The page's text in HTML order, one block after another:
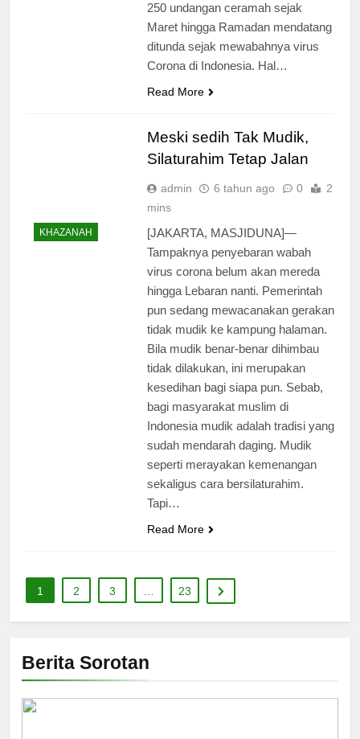
Berita Sorotan
250 undangan ceramah sejak
Maret hingga Ramadan mendatang
ditunda sejak mewabahnya virus
Corona di Indonesia. Hal…
Read More
KHAZANAH
Meski sedih Tak Mudik,
Silaturahim Tetap Jalan
admin 6 tahun ago 0
2
mins
[JAKARTA, MASJIDUNA]—
Tampaknya penyebaran wabah
virus corona belum akan mereda
hingga Lebaran nanti. Pemerintah
pun sedang mewacanakan gerakan
tidak mudik ke kampung halaman.
Bila mudik benar-benar dihimbau
tidak dilakukan, ini merupakan
kesedihan bagi siapa pun. Sebab,
bagi masyarakat muslim di
Indonesia mudik adalah tradisi yang
sudah mendarah daging. Mudik
seperti merayakan kemenangan
sekaligus cara bersilaturahim.
Tapi…
Read More
1 2 3 23